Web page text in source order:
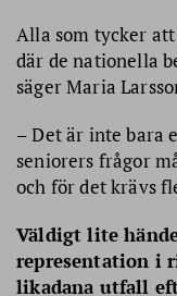
Alla som tycker
där de nationella
säger Maria
– Det är inte bara
seniorers frågor
och för det krävs
Väldigt lite
representation i
likadana utfall